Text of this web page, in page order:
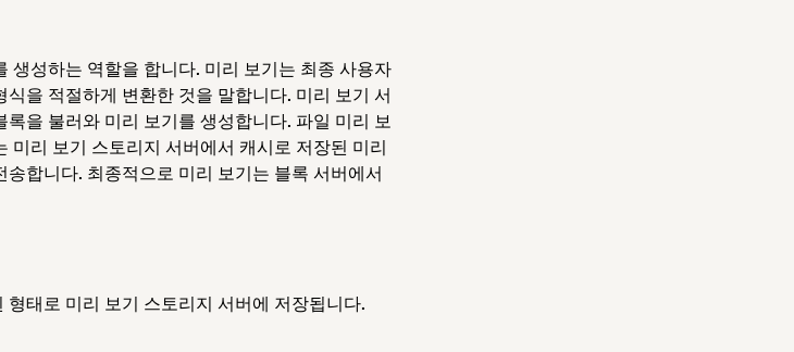
생성하는 역할을 합니다. 미리 보기는 최종 사용자
을 적절하게 변환한 것을 말합니다. 미리 보기 서
을 불러와 미리 보기를 생성합니다. 파일 미리 보
미리 보기 스토리지 서버에서 캐시로 저장된 미리
합니다. 최종적으로 미리 보기는 블록 서버에서
태로 미리 보기 스토리지 서버에 저장됩니다.